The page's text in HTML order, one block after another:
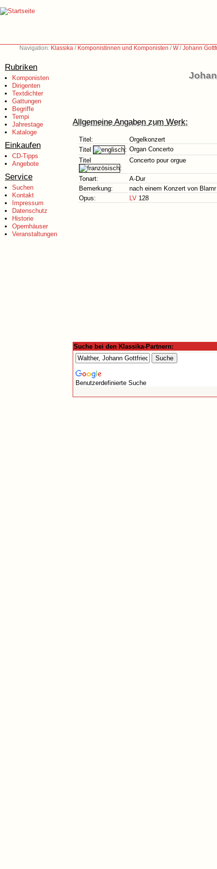
Navigation: Klassika / Komponistinnen und Komponisten /W/Johann
Rubriken
Komponisten
Dirigenten
Textdichter
Gattungen
Begriffe
Tempi
Jahrestage
Kataloge
Einkaufen
CD-Tipps
Angebote
Service
Suchen
Kontakt
Impressum
Datenschutz
Historie
Opernhäuser
Veranstaltungen
Allgemeine Angaben zum Werk:
Titel:
Orgelkonzert
Titel
: Organ Concerto
Titel
:
Concerto pour orgue
Tonart:
A-Dur
Bemerkung:
nach einem Konzert von Blamr
Opus:
LV 128
Suche bei den Klassika-Partnern:
Benutzerdefinierte Suche